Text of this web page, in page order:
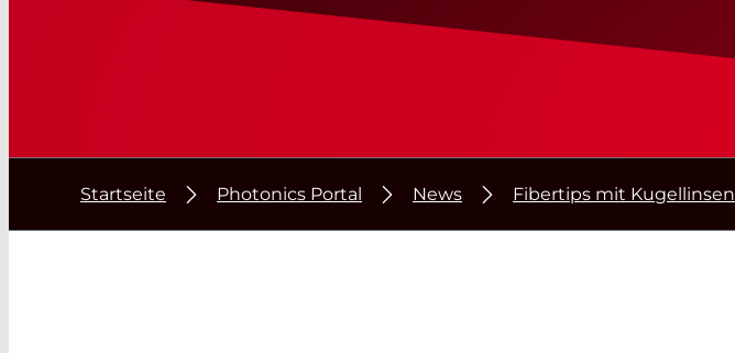
Startseite Photonics Portal News Fibertips mit Kugellinsen